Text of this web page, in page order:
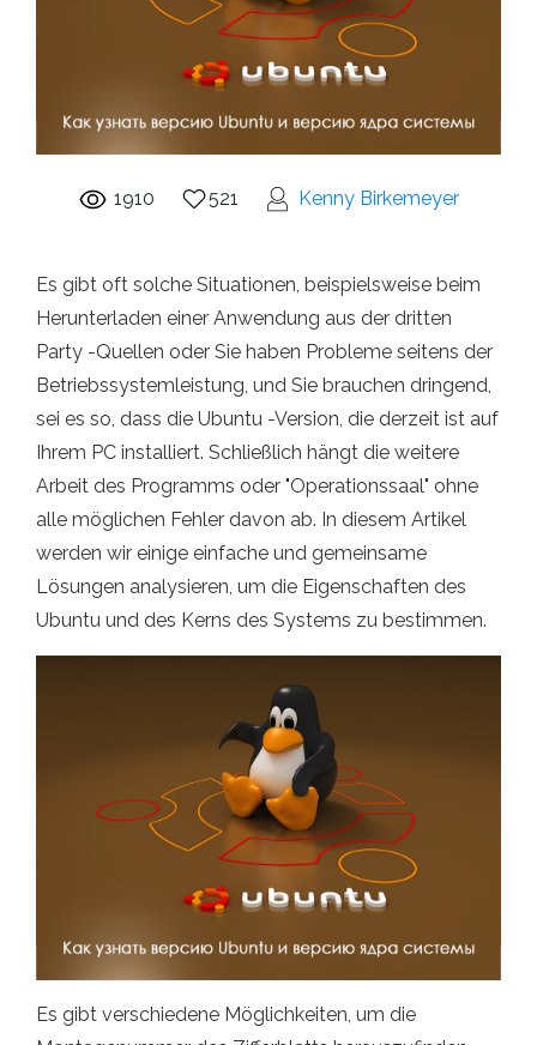
1910 521 Kenny Birkemeyer
Es gibt oft solche Situationen, beispielsweise beim
Herunterladen einer Anwendung aus der dritten
Party -Quellen oder Sie haben Probleme seitens der
Betriebssystemleistung, und Sie brauchen dringend,
sei es so, dass die Ubuntu -Version, die derzeit ist auf
Ihrem PC installiert. Schließlich hängt die weitere
Arbeit des Programms oder "Operationssaal" ohne
alle möglichen Fehler davon ab. In diesem Artikel
werden wir einige einfache und gemeinsame
Lösungen analysieren, um die Eigenschaften des
Ubuntu und des Kerns des Systems zu bestimmen.
Es gibt verschiedene Möglichkeiten, um die